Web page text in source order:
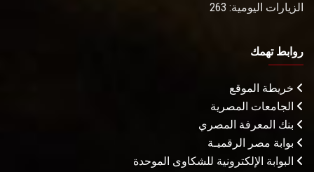
الزيارات اليومية: 263
روابط تهمك
خريطة الموقع
الجامعات المصرية
بنك المعرفة المصري
بوابة مصر الرقميـة
البوابة الإلكترونية للشكاوى الموحدة